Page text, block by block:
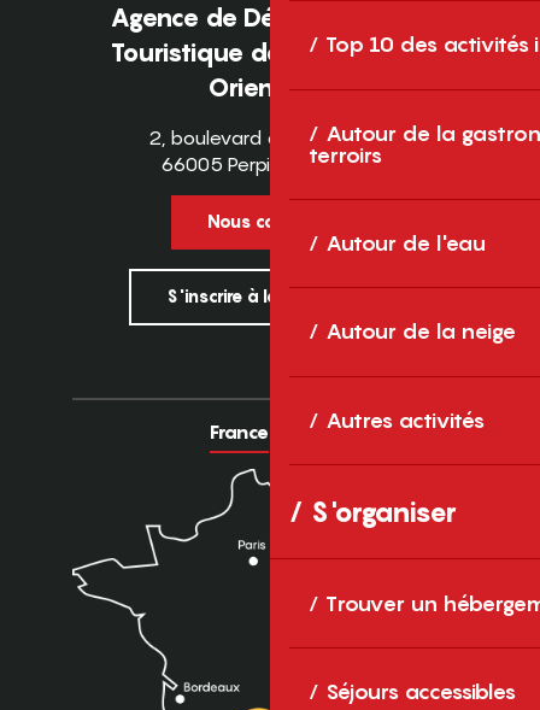
Top 10 des activités
Autour de la
terroirs
Autour de l'eau
Autour de la neige
Autres activités
S'organiser
Trouver un
Séjours accessibles
Agence de Développement
Touristique des Pyrénées-
Orientales
2, boulevard des Pyrénées
66005 Perpignan Cedex
Nous contacter
S'inscrire à la newsletter
France Europe